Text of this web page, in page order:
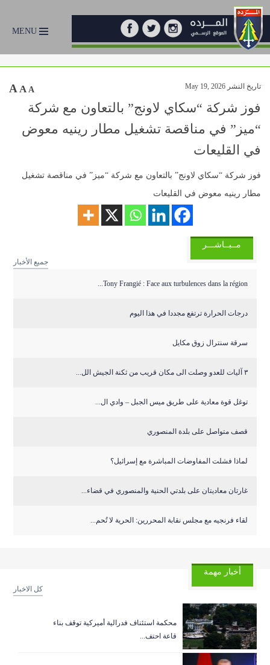
MENU
تاريخ النشر May 19, 2026 A A A
فوز شركة “سكاي لاونج” بالتعاون مع شركة
“ميز” في مناقصة تشغيل مطار رينيه معوض
في القليعات
فوز شركة “سكاي لاونج” بالتعاون مع شركة “ميز” في مناقصة تشغيل
مطار رينيه معوض في القليعات
مــبــاشـــر
جميع الأخبار
Tony Frangié : Face aux turbulences dans la région...
درجات الحرارة ترتفع مجددا في هذا اليوم
سرقة سنترال زوق مكايل
٣ آليات للعدو وصلت الى مكان قريب من ثكنة الجيش الل...
توغل قوة معادية على طريق ميس الجبل – وادي ال...
قصف متواصل على بلدة المنصوري
لماذا فشلت المفاوضات المباشرة مع إسرائيل؟
غارتان معاديتان على بلدتي الحنية والمنصوري في قضاء...
لقاء فرنجيه مع مجلس نقابة المحررين: الحرية لا تُحم...
أخبار مهمة
كل الاخبار
‏محكمة استئناف فدرالية أميركية توقف بناء
قاعة احتف...